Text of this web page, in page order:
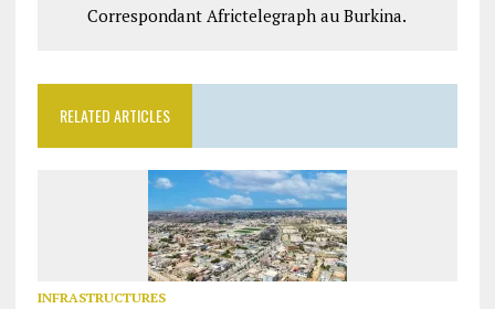
Correspondant Africtelegraph au Burkina.
RELATED ARTICLES
INFRASTRUCTURES